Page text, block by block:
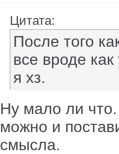
Цитата:
После того
все вроде
я хз.
Ну мало ли что.
можно и
смысла.